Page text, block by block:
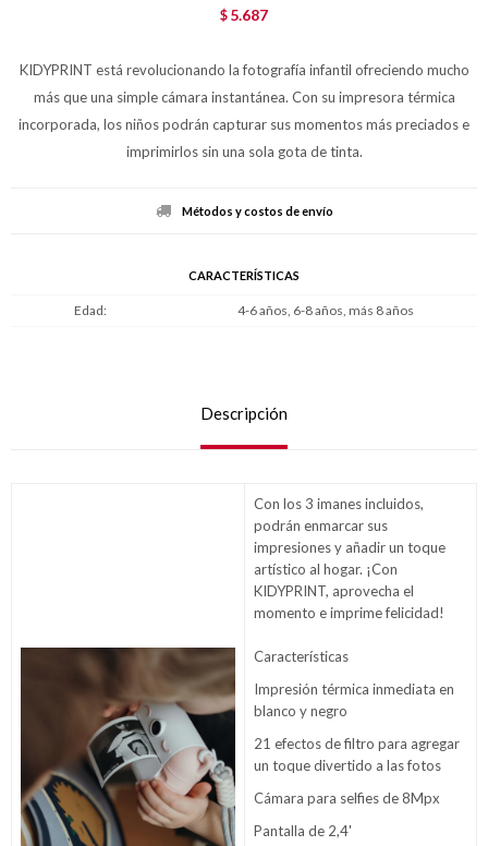
$ 5.687
KIDYPRINT está revolucionando la fotografía infantil ofreciendo mucho
más que una simple cámara instantánea. Con su impresora térmica
incorporada, los niños podrán capturar sus momentos más preciados e
imprimirlos sin una sola gota de tinta.
Métodos y costos de envío
CARACTERÍSTICAS
Edad 4-6 años, 6-8 años, más 8 años
Descripción
Con los 3 imanes incluidos,
podrán enmarcar sus
impresiones y añadir un toque
artístico al hogar. ¡Con
KIDYPRINT, aprovecha el
momento e imprime felicidad!
Características
Impresión térmica inmediata en
blanco y negro
21 efectos de filtro para agregar
un toque divertido a las fotos
Cámara para selfies de 8Mpx
Pantalla de 2,4'